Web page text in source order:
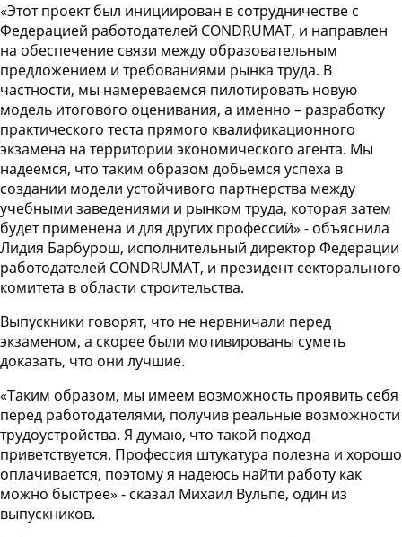
«Этот проект был инициирован в сотрудничестве с
Федерацией работодателей CONDRUMAT, и направлен
на обеспечение связи между образовательным
предложением и требованиями рынка труда. В
частности, мы намереваемся пилотировать новую
модель итогового оценивания, а именно – разработку
практического теста прямого квалификационного
экзамена на территории экономического агента. Мы
надеемся, что таким образом добьемся успеха в
создании модели устойчивого партнерства между
учебными заведениями и рынком труда, которая затем
будет применена и для других профессий» - объяснила
Лидия Барбурош, исполнительный директор Федерации
работодателей CONDRUMAT, и президент секторального
комитета в области строительства.
Выпускники говорят, что не нервничали перед
экзаменом, а скорее были мотивированы суметь
доказать, что они лучшие.
«Таким образом, мы имеем возможность проявить себя
перед работодателями, получив реальные возможности
трудоустройства. Я думаю, что такой подход
приветствуется. Профессия штукатура полезна и хорошо
оплачивается, поэтому я надеюсь найти работу как
можно быстрее» - сказал Михаил Вульпе, один из
выпускников.